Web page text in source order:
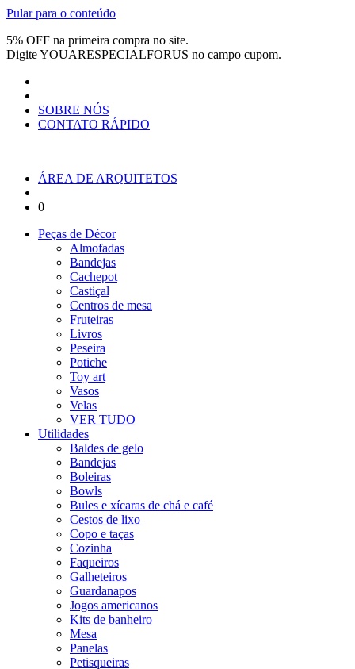
Pular para o conteúdo
5% OFF na primeira compra no site.
DigiteYOUARESPECIALFORUS no campo cupom.
SOBRE NÓS
CONTATO RÁPIDO
ÁREA DE ARQUITETOS
0
Peças de Décor
Almofadas
Bandejas
Cachepot
Castiçal
Centros de mesa
Fruteiras
Livros
Peseira
Potiche
Toy art
Vasos
Velas
VER TUDO
Utilidades
Baldes de gelo
Bandejas
Boleiras
Bowls
Bules e xícaras de chá e café
Cestos de lixo
Copo e taças
Cozinha
Faqueiros
Galheteiros
Guardanapos
Jogos americanos
Kits de banheiro
Mesa
Panelas
Petisqueiras